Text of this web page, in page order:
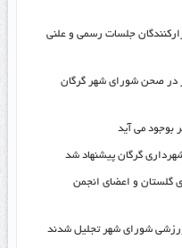
جلسات رسمی و علنی
در صحن شورای شهر گرگان
بوجود می آید
گرگان پیشنهاد شد
گلستان و اعضای انجمن
شورای شهر تجلیل شدند